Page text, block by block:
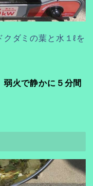
ダミの葉と水１ℓを
火で静かに５分間